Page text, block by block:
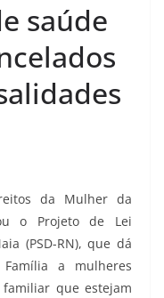
saúde
da Mulher da
o Projeto de Lei
(PSD-RN), que dá
a mulheres
que estejam